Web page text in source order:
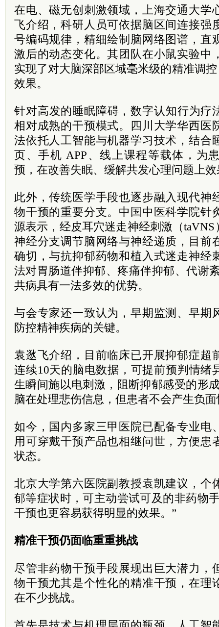
在电、磁无创刺激领域，上海交通大学
飞介绍，科研人员可依据脑区间连接强
号编码规律，精细绘制脑网络图谱，直
激后的动态变化。其团队在小鼠实验中
实现了对大脑深部区域毫米级的精准调
效果。
针对高发的睡眠障碍，数字认知行为疗
相对成熟的干预模式。四川大学华西医
法依托人工智能与机器学习技术，结合
页、手机 APP、线上课程等载体，为
预，在改善失眠、缓解共发心理问题上
此外，传统医学手段也逐步融入现代神
物干预的重要分支。中国中医科学院针
源表示，经皮耳穴迷走神经刺激（
神经分支调节脑网络与神经递质，目前
确切，与抗抑郁药物和植入式迷走神经
法对胃肠道伴抑郁、疼痛伴抑郁、代谢
共病具有一法多效的优势。
与会专家还一致认为，早期监测、早期
防控精神疾病的关键。
袁逖飞介绍，目前临床已开展抑郁症超
连续10天的脑电数据，可提前预判情绪
生瞬间施以电刺激，阻断抑郁感受的形
脑在处理悲伤信息，但患者不会产生负面
如今，国内多家三甲医院已配备专业电
用可穿戴干预产品也相继问世，方便患
状态。
北京大学第六医院副教授袁凯建议，个
郁等症状时，可主动尝试可及的非药物
干预也更容易获得明显的效果。”
精准干预仍面临重重挑战
尽管非药物干预手段展现出巨大潜力，
物干预尤其是个性化的精准干预，在理
在不少挑战。